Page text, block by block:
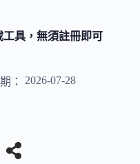
工具，無須註冊即可
：
2026-07-28